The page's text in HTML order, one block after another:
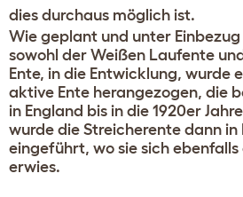
dies durchaus möglich ist.
Wie geplant und unter
sowohl der Weißen Laufente
Ente, in die Entwicklung, wurde
aktive Ente herangezogen, die
in England bis in die 1920er
wurde die Streicherente dann in
eingeführt, wo sie sich
erwies.